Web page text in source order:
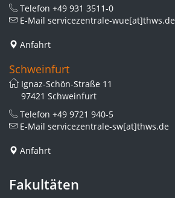
Telefon +49 931 3511-0
E-Mail servicezentrale-wue[at]thws.de
Anfahrt
Schweinfurt
Ignaz-Schön-Straße 11
97421 Schweinfurt
Telefon +49 9721 940-5
E-Mail servicezentrale-sw[at]thws.de
Anfahrt
Fakultäten